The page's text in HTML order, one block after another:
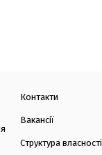
Контакти
Вакансії
Структура власності